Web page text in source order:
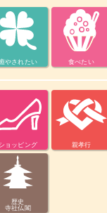
やされたい 食べたい
ショッピング 親孝行
歴史
寺社仏閣